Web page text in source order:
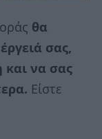
θα
σας,
να σας
Είστε